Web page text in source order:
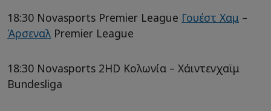
18:30 Novasports Premier League Γουέστ Χαμ –
Άρσεναλ Premier League
18:30 Novasports 2HD Κολωνία – Χάιντενχαϊμ
Bundesliga